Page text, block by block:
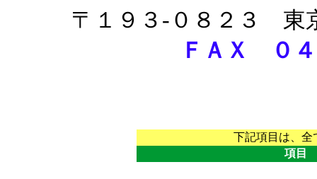
〒１９３-０８２３ 東
ＦＡＸ ０
下記項目は、全
項目